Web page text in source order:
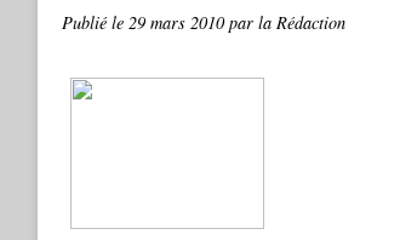
Publié le 29 mars 2010par la Rédaction